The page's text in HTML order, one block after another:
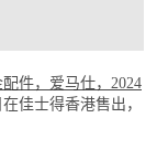
件，爱马仕，2024
佳士得香港售出，